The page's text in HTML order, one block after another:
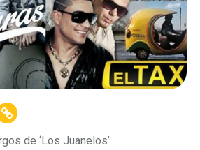
de ‘Los Juanelos’